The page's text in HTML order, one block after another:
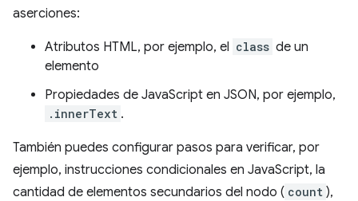
aserciones:
Atributos HTML, por ejemplo, el class de un
elemento
Propiedades de JavaScript en JSON, por ejemplo,
.innerText .
También puedes configurar pasos para verificar, por
ejemplo, instrucciones condicionales en JavaScript, la
cantidad de elementos secundarios del nodo ( count ),